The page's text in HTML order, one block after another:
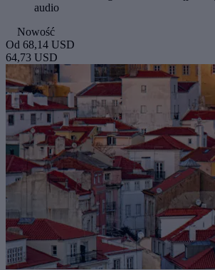
audio
Nowość
Od 68,14 USD
64,73 USD